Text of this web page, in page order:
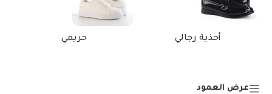
أحذية رجالي حريمي
عرض العمود